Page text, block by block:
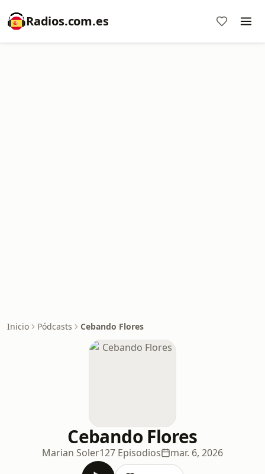
Radios.com.es
Inicio Pódcasts Cebando Flores
Cebando Flores
Marian Soler127 Episodios mar. 6, 2026